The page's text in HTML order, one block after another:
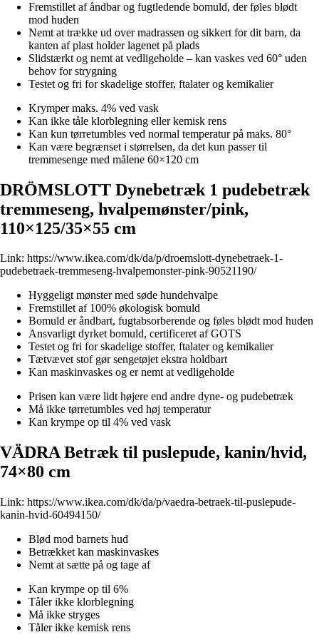
Fremstillet af åndbar og fugtledende bomuld, der føles blødt
mod huden
Nemt at trække ud over madrassen og sikkert for dit barn, da
kanten af plast holder lagenet på plads
Slidstærkt og nemt at vedligeholde – kan vaskes ved 60° uden
behov for strygning
Testet og fri for skadelige stoffer, ftalater og kemikalier
Krymper maks. 4% ved vask
Kan ikke tåle klorblegning eller kemisk rens
Kan kun tørretumbles ved normal temperatur på maks. 80°
Kan være begrænset i størrelsen, da det kun passer til
tremmesenge med målene 60×120 cm
DRÖMSLOTT Dynebetræk 1 pudebetræk
tremmeseng, hvalpemønster/pink,
110×125/35×55 cm
Link: https://www.ikea.com/dk/da/p/droemslott-dynebetraek-1-
pudebetraek-tremmeseng-hvalpemonster-pink-90521190/
Hyggeligt mønster med søde hundehvalpe
Fremstillet af 100% økologisk bomuld
Bomuld er åndbart, fugtabsorberende og føles blødt mod huden
Ansvarligt dyrket bomuld, certificeret af GOTS
Testet og fri for skadelige stoffer, ftalater og kemikalier
Tætvævet stof gør sengetøjet ekstra holdbart
Kan maskinvaskes og er nemt at vedligeholde
Prisen kan være lidt højere end andre dyne- og pudebetræk
Må ikke tørretumbles ved høj temperatur
Kan krympe op til 4% ved vask
VÄDRA Betræk til puslepude, kanin/hvid,
74×80 cm
Link: https://www.ikea.com/dk/da/p/vaedra-betraek-til-puslepude-
kanin-hvid-60494150/
Blød mod barnets hud
Betrækket kan maskinvaskes
Nemt at sætte på og tage af
Kan krympe op til 6%
Tåler ikke klorblegning
Må ikke stryges
Tåler ikke kemisk rens